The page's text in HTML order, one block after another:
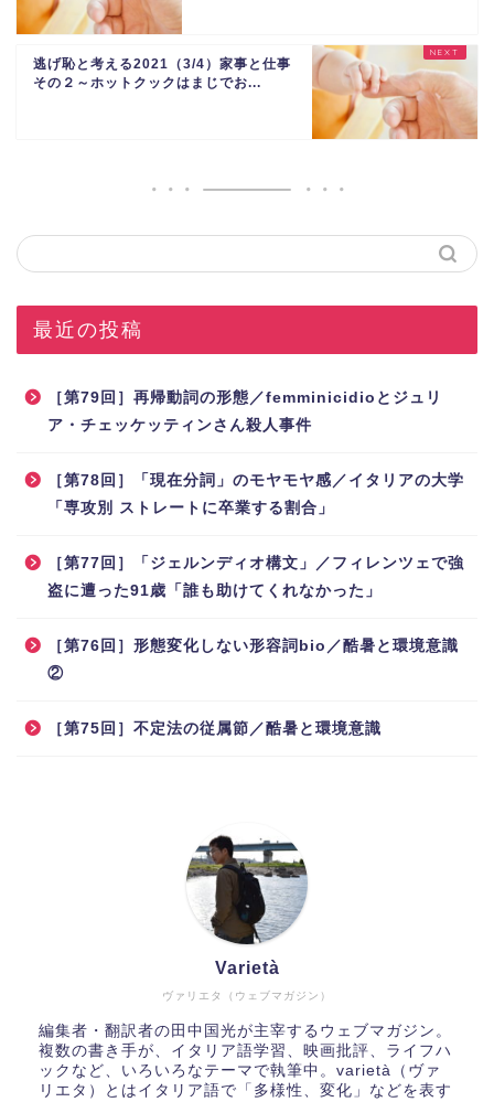
逃げ恥と考える2021（3/4）家事と仕事
その２～ホットクックはまじでお...
最近の投稿
［第79回］再帰動詞の形態／femminicidioとジュリ
ア・チェッケッティンさん殺人事件
［第78回］「現在分詞」のモヤモヤ感／イタリアの大学
「専攻別 ストレートに卒業する割合」
［第77回］「ジェルンディオ構文」／フィレンツェで強
盗に遭った91歳「誰も助けてくれなかった」
［第76回］形態変化しない形容詞bio／酷暑と環境意識
②
［第75回］不定法の従属節／酷暑と環境意識
ヴァリエタ（ウェブマガジン）
Varietà
編集者・翻訳者の田中国光が主宰するウェブマガジン。
複数の書き手が、イタリア語学習、映画批評、ライフハ
ックなど、いろいろなテーマで執筆中。varietà（ヴァ
リエタ）とはイタリア語で「多様性、変化」などを表す